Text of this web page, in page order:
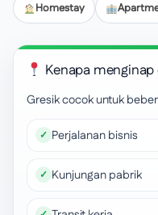
Homestay
Kenapa menginap
Gresik cocok untuk
Perjalanan bisnis
Kunjungan pabrik